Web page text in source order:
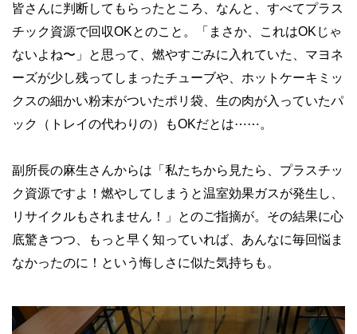
皆さんに判断してもらったところ、なんと、すべてプラス
チック資源で回収OKとのこと。「まさか、これはOKじゃ
ないよね〜」と思って、燃やすごみに入れていた、マヨネ
ーズが少し残ってしまったチューブや、ホットケーキミッ
クスの細かい粉末がついたポリ袋、生の肉が入っていたパ
ック（トレイの代わりの）もOKだとは⋯⋯。
副所長の麻生さんからは「私たちから見たら、プラスチッ
ク資源ですよ！燃やしてしまうと温室効果ガスが発生し、
リサイクルもされません！」とのご指摘が。その結果に心
底驚きつつ、もっと早く知っていれば、あんなに毎回悩ま
なかったのに！という悔しさに似た気持ちも。